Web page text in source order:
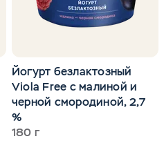
Йогурт безлактозный
Viola Free с малиной и
черной смородиной, 2,7
%
180 г